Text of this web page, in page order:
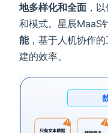
地多样化和全面 ，
和模式。星辰MaaS
能，基于人机协作
建的效率。